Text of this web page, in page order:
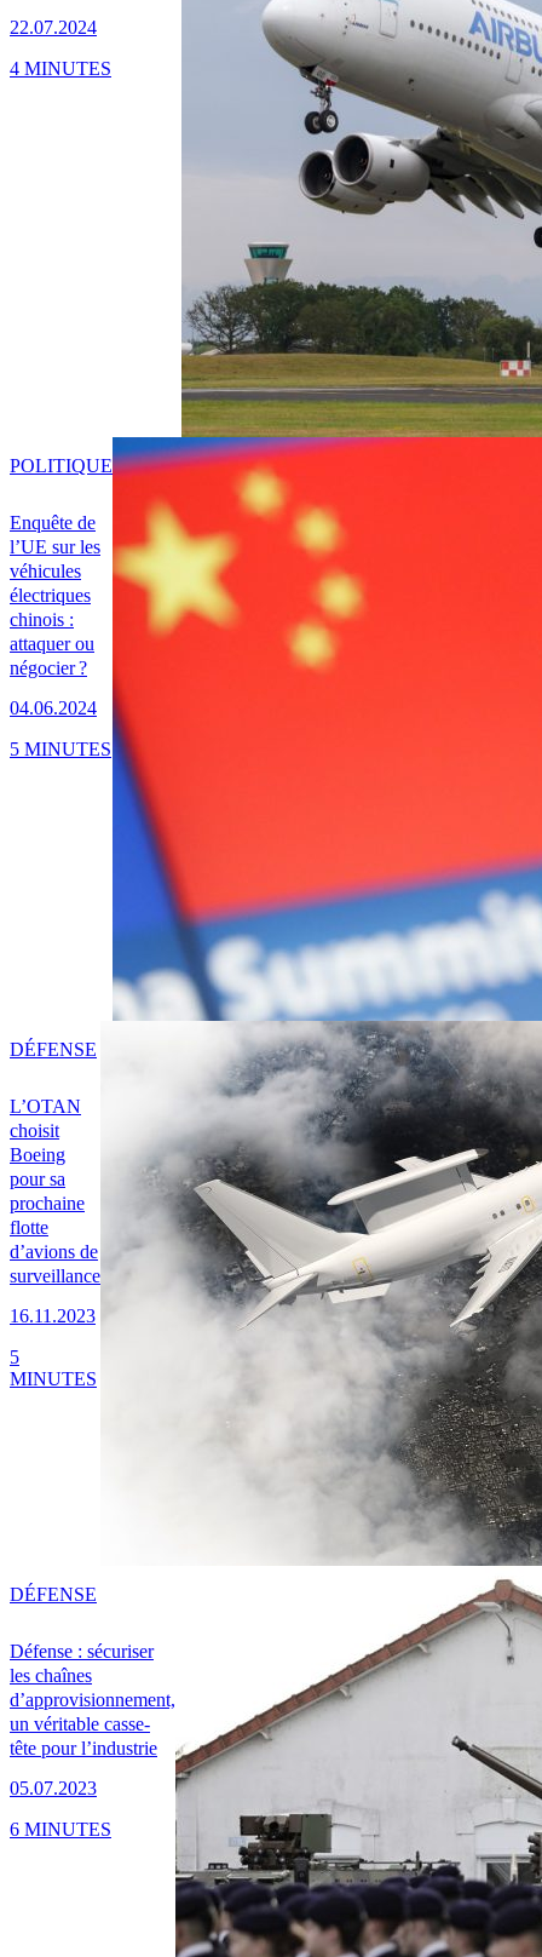
22.07.2024
4 MINUTES
Enquête de
l’UE sur les
véhicules
électriques
chinois :
attaquer ou
négocier ?
04.06.2024
POLITIQUE
5 MINUTES
L’OTAN
choisit
Boeing
pour sa
prochaine
flotte
d’avions de
surveillance
16.11.2023
DÉFENSE
5
MINUTES
Défense : sécuriser
les chaînes
d’approvisionnement,
un véritable casse-
tête pour l’industrie
05.07.2023
DÉFENSE
6 MINUTES